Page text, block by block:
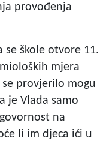
provođenja
se škole otvore 11.
mjera
provjerilo mogu
je Vlada samo
na
li im djeca ići u